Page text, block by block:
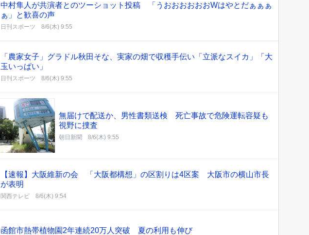
中村隼人が共演者とのツーショット投稿 「うおおおおおおWはやとだぁぁぁ
ぁ」と歓喜の声
日刊スポーツ 8/6(木) 9:55
「農家女子」グラドル秋田そな、実家の畑で収穫手伝い「立派なスイカ」「大
玉いっぱい」
日刊スポーツ 8/6(木) 9:55
無届けで配送か、男性書類送検 死亡事故で危険運転容疑も
視野に捜査
朝日新聞 8/6(木) 9:55
【速報】大阪維新の会 「大阪都構想」の区割りは4区案 大阪市の横山市長
が表明
関西テレビ 8/6(木) 9:54
函館市熱帯植物園2年連続20万人突破 夏の利用も伸び